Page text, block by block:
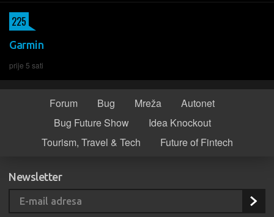
Garmin
prije 5 sati
225
Forum Bug Mreža
Autonet
Bug Future Show
Idea Knockout
Tourism, Travel & Tech
Future of Fintech
Newsletter